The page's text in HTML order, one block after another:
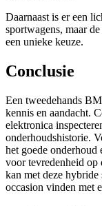
Daarnaast is er een
sportwagens, maar
een unieke keuze.
Conclusie
Een tweedehands
kennis en aandacht.
elektronica
onderhoudshistorie.
het goede onderhoud
voor tevredenheid op
kan met deze
occasion vinden met